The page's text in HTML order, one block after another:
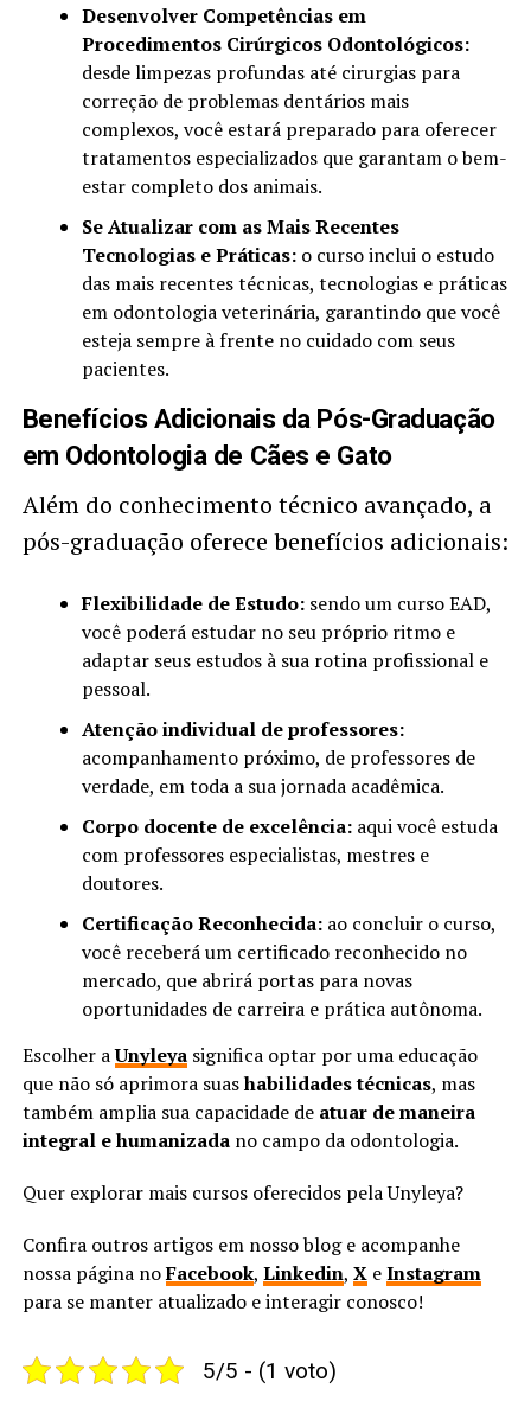
Desenvolver Competências em
Procedimentos Cirúrgicos Odontológicos:
desde limpezas profundas até cirurgias para
correção de problemas dentários mais
complexos, você estará preparado para oferecer
tratamentos especializados que garantam o bem-
estar completo dos animais.
Se Atualizar com as Mais Recentes
Tecnologias e Práticas: o curso inclui o estudo
das mais recentes técnicas, tecnologias e práticas
em odontologia veterinária, garantindo que você
esteja sempre à frente no cuidado com seus
pacientes.
Benefícios Adicionais da Pós-Graduação
em Odontologia de Cães e Gato
Além do conhecimento técnico avançado, a
pós-graduação oferece benefícios adicionais:
Flexibilidade de Estudo:sendo um curso EAD,
você poderá estudar no seu próprio ritmo e
adaptar seus estudos à sua rotina profissional e
pessoal.
Atenção individual de professores:
acompanhamento próximo, de professores de
verdade, em toda a sua jornada acadêmica.
Corpo docente de excelência: aqui você estuda
com professores especialistas, mestres e
doutores.
Certificação Reconhecida:ao concluir o curso,
você receberá um certificado reconhecido no
mercado, que abrirá portas para novas
oportunidades de carreira e prática autônoma.
Escolher aUnyleyasignifica optar por uma educação
que não só aprimora suashabilidades técnicas, mas
também amplia sua capacidade de atuar de maneira
integral e humanizada no campo da odontologia.
Quer explorar mais cursos oferecidos pela Unyleya?
Confira outros artigos em nosso blog e acompanhe
nossa página noFacebook, Linkedin, XeInstagram
para se manter atualizado e interagir conosco!
5/5 - (1 voto)